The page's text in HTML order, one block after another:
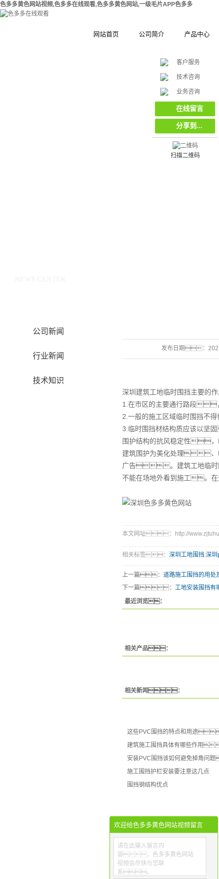
色多多黄色网站视频,色多多在线观看,色多多黄色网站,一级毛片APP色多多
网站首页 公司简介
合作伙伴
产品中心
挡
木塑拼装式围
集装箱集成房
工地工程施工
栏栅栏
环保复合材料
公司新闻
行业新闻
技术知识
发布日期：
深圳建筑工地临时围挡主要的
1.在市区的主要通行路段
2.一般的施工区域临时围挡不
3.临时围挡材结构质应该以
围护结构的抗风稳定性，
建筑围护为美化处理
广告。建筑工地临
不能在场地外看到施工。
本文网址：http://
相关标签： 深圳工地围挡,深圳
上一篇： 道路施工围挡的用处
下一篇： 工地安装围挡有
最近浏览：
相关产品：
相关新闻：
这些PVC围挡的特点和用途
建筑施工围挡具体有哪些作用
安装PVC围挡该如何避免掉角问
施工围挡护栏安装要注意这几点
围挡钢结构优点
客户服务
技术咨询
业务咨询
在线留言
分享到...
扫描二维码
欢迎给色多多黄色网站视频留言
请在此输入留言内
容，色多多黄色网站
视频会尽快与您联
系。